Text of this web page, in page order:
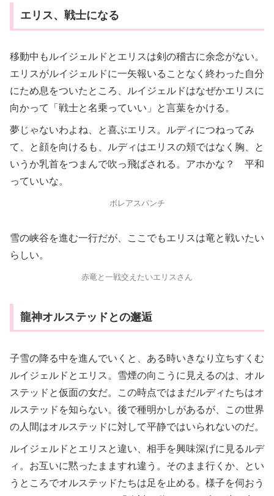
エリス、戦士になる
移動中もルイジェルドとエリスは剣の稽古に余念がない。
エリスがルイジェルドに一矢報いることなく終わった自分
にため息をついたところ、ルイジェルドはなぜかエリスに
向かって「戦士と名乗っていい」と言葉をかける。
夢じゃないわよね、と喜ぶエリス。ルディにつねってみ
て、と顔を向けるも、ルディはエリスの頬ではなく胸、と
いうか乳首をつまんで吹っ飛ばされる。アホかな？ 平和
っていいな。
ボレアスパンチ
雪の峡谷を進む一行だが、ここでもエリスは竜と戦いたい
らしい。
赤竜と一戦交えたいエリスさん
龍神オルステッドとの邂逅
子雪の降る中を進んでいくと、ある時いきなり立ちすくむ
ルイジェルドとエリス。雪煙の向こうに見えるのは、オル
ステッドと仮面の女だ。この時点ではまだルディたちはオ
ルステッドを知らない。後で種明かしがあるが、この世界
の人間はオルステッドに対して平静ではいられないのだ。
ルイジェルドとエリスと違い、相手を興味深げに見るルデ
ィ。お互いに黙ったまますれ違う。そのまま行くか、とい
うところでオルステッドたちは足を止める。様子を伺おう